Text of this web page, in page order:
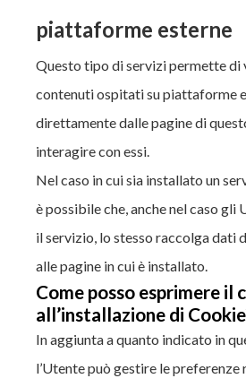
piattaforme esterne
Questo tipo di servizi permette di
contenuti ospitati su piattaforme
direttamente dalle pagine di
interagire con essi.
Nel caso in cui sia installato un
è possibile che, anche nel caso
il servizio, lo stesso raccolga
alle pagine in cui è installato.
Come posso esprimere il
all’installazione di
In aggiunta a quanto indicato in
l’Utente può gestire le